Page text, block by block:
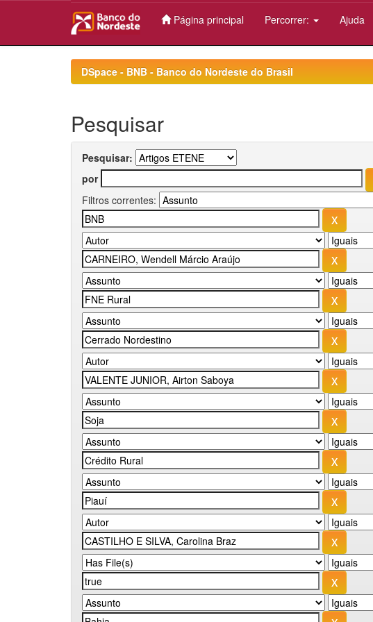
Página principal Percorrer: Ajuda
DSpace - BNB - Banco do Nordeste do Brasil
Pesquisar
Pesquisar:
por
Filtros correntes: